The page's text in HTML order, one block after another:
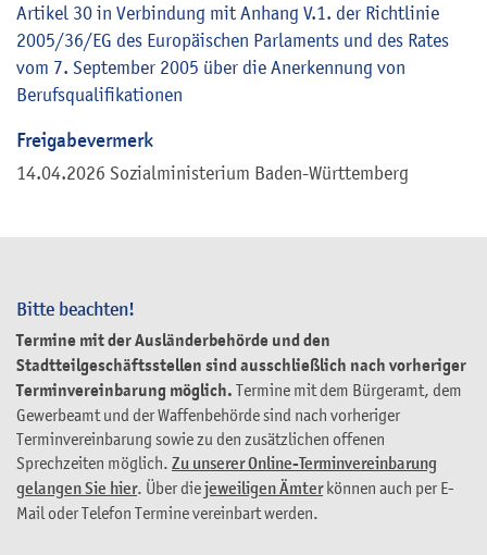
Bitte beachten!
Termine mit der Ausländerbehörde und den
Stadtteilgeschäftsstellen sind ausschließlich nach vorheriger
Terminvereinbarung möglich. Termine mit dem Bürgeramt, dem
Gewerbeamt und der Waffenbehörde sind nach vorheriger
Terminvereinbarung sowie zu den zusätzlichen offenen
Sprechzeiten möglich. Zu unserer Online-Terminvereinbarung
gelangen Sie hier. Über diejeweiligen Ämterkönnen auch per E-
Mail oder Telefon Termine vereinbart werden.
Artikel 30 in Verbindung mit Anhang V.1. der Richtlinie
2005/36/EG des Europäischen Parlaments und des Rates
vom 7. September 2005 über die Anerkennung von
Berufsqualifikationen
Freigabevermerk
14.04.2026 Sozialministerium Baden-Württemberg